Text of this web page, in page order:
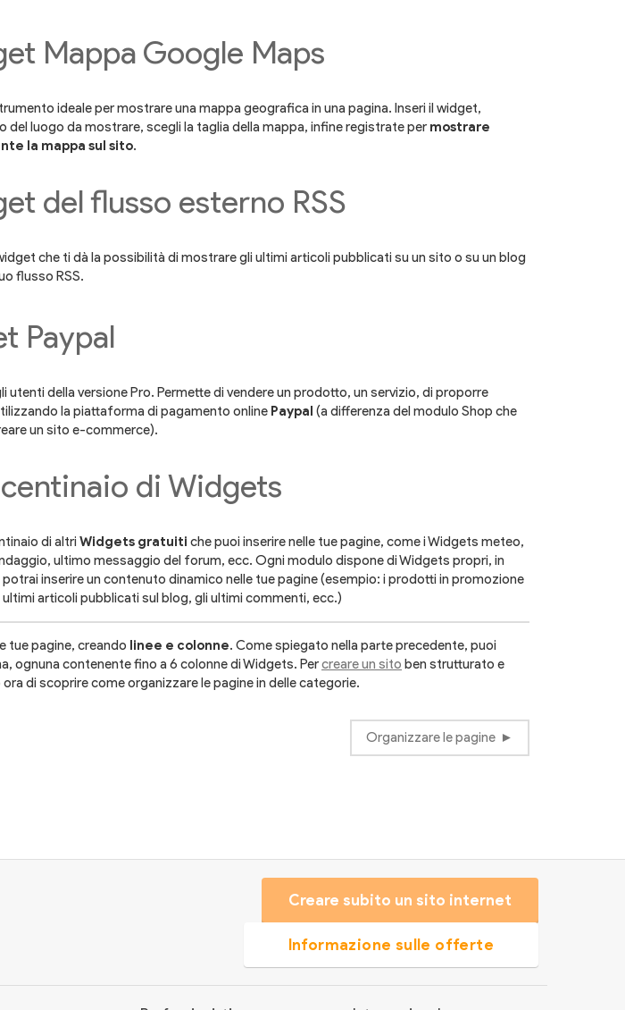
Mappa Google Maps
ideale per mostrare una mappa geografica in una pagina. Inseri il widget,
del luogo da mostrare, scegli la taglia della mappa, infine registrate permostrare
la mappa sul sito.
del flusso esterno RSS
che ti dà la possibilità di mostrare gli ultimi articoli pubblicati su un sito o su un blog
flusso RSS.
Paypal
utenti della versione Pro. Permette di vendere un prodotto, un servizio, di proporre
la piattaforma di pagamento online Paypal (a differenza del modulo Shop che
un sito e-commerce).
centinaio di Widgets
di altri Widgets gratuiti che puoi inserire nelle tue pagine, come i Widgets meteo,
ultimo messaggio del forum, ecc. Ogni modulo dispone di Widgets propri, in
inserire un contenuto dinamico nelle tue pagine (esempio: i prodotti in promozione
articoli pubblicati sul blog, gli ultimi commenti, ecc.)
tue pagine, creando linee e colonne. Come spiegato nella parte precedente, puoi
ognuna contenente fino a 6 colonne di Widgets. Percreare un sito ben strutturato e
di scoprire come organizzare le pagine in delle categorie.
Organizzare le pagine
Creare subito un sito internet
Informazione sulle offerte